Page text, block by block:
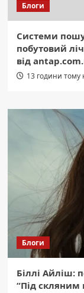
Блоги
Системи
побутовий
від
13 години тому
Блоги
Біллі Айліш:
“Під скляним